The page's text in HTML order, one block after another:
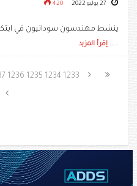
420
ينشط مهندسون سودانيون في
..... إقرأ المزيد
1233
1234
1235
1236